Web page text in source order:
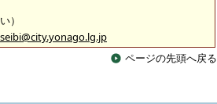
）
seibi@city.yonago.lg.jp
ページの先頭へ戻る